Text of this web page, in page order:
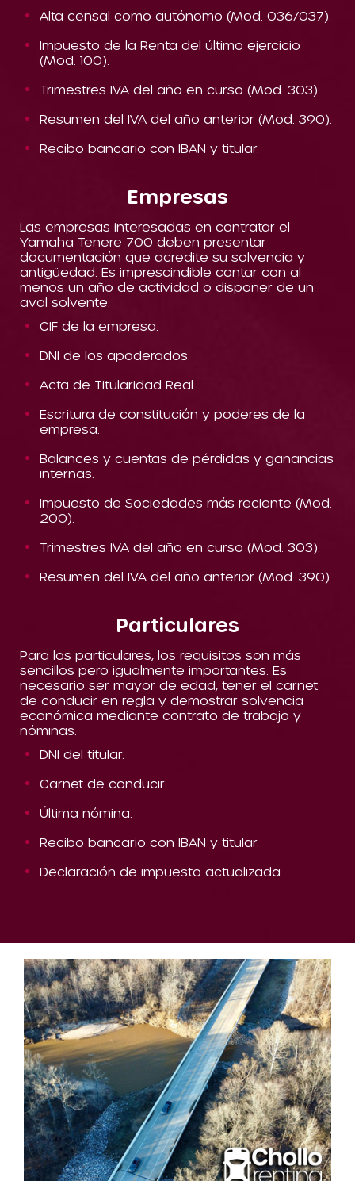
Alta censal como autónomo (Mod. 036/037).
Impuesto de la Renta del último ejercicio
(Mod. 100).
Trimestres IVA del año en curso (Mod. 303).
Resumen del IVA del año anterior (Mod. 390).
Recibo bancario con IBAN y titular.
Empresas
Las empresas interesadas en contratar el
Yamaha Tenere 700 deben presentar
documentación que acredite su solvencia y
antigüedad. Es imprescindible contar con al
menos un año de actividad o disponer de un
aval solvente.
CIF de la empresa.
DNI de los apoderados.
Acta de Titularidad Real.
Escritura de constitución y poderes de la
empresa.
Balances y cuentas de pérdidas y ganancias
internas.
Impuesto de Sociedades más reciente (Mod.
200).
Trimestres IVA del año en curso (Mod. 303).
Resumen del IVA del año anterior (Mod. 390).
Particulares
Para los particulares, los requisitos son más
sencillos pero igualmente importantes. Es
necesario ser mayor de edad, tener el carnet
de conducir en regla y demostrar solvencia
económica mediante contrato de trabajo y
nóminas.
DNI del titular.
Carnet de conducir.
Última nómina.
Recibo bancario con IBAN y titular.
Declaración de impuesto actualizada.